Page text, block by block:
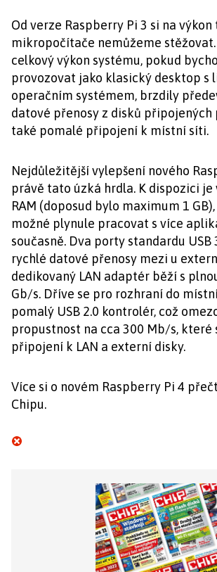
Od verze Raspberry Pi 3 si na
mikropočítače nemůžeme
celkový výkon systému, pokud
provozovat jako klasický desktop s
operačním systémem, brzdily
datové přenosy z disků připojených
také pomalé připojení k místní síti.
Nejdůležitější vylepšení nového
právě tato úzká hrdla. K dispozici je
RAM (doposud bylo maximum 1
možné plynule pracovat s více
současně. Dva porty standardu USB
rychlé datové přenosy mezi u
dedikovaný LAN adaptér běží s
Gb/s. Dříve se pro rozhraní do
pomalý USB 2.0 kontrolér, což
propustnost na cca 300 Mb/s, které
připojení k LAN a externí disky.
Více si o novém Raspberry Pi 4
Chipu.